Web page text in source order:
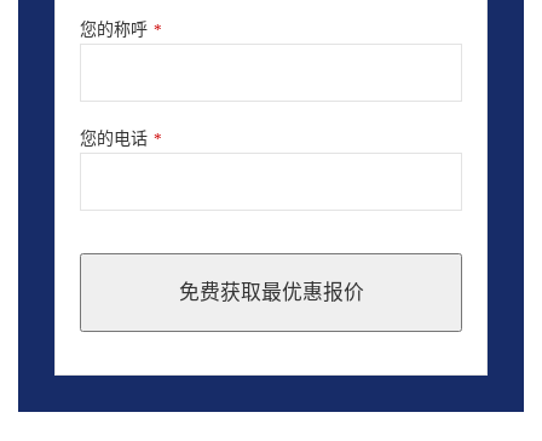
您的称呼 *
您的电话 *
免费获取最优惠报价
should